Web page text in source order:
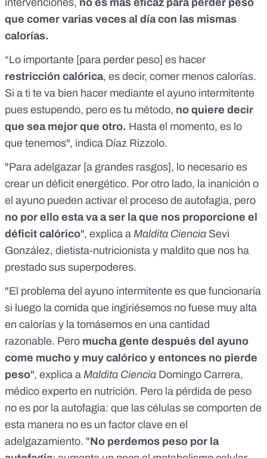
intervenciones, no es más eficaz para perder peso
que comer varias veces al día con las mismas
calorías.
“Lo importante [para perder peso] es hacer
restricción calórica, es decir, comer menos calorías.
Si a ti te va bien hacer mediante el ayuno intermitente
pues estupendo, pero es tu método, no quiere decir
que sea mejor que otro. Hasta el momento, es lo
que tenemos", indica Díaz Rizzolo.
"Para adelgazar [a grandes rasgos], lo necesario es
crear un déficit energético. Por otro lado, la inanición o
el ayuno pueden activar el proceso de autofagia, pero
no por ello esta va a ser la que nos proporcione el
déficit calórico", explica a Maldita Ciencia Sevi
González, dietista-nutricionista y maldito que nos ha
prestado sus superpoderes.
"El problema del ayuno intermitente es que funcionaría
si luego la comida que ingiriésemos no fuese muy alta
en calorías y la tomásemos en una cantidad
razonable. Pero mucha gente después del ayuno
come mucho y muy calórico y entonces no pierde
peso", explica a Maldita Ciencia Domingo Carrera,
médico experto en nutrición. Pero la pérdida de peso
no es por la autofagia: que las células se comporten de
esta manera no es un factor clave en el
adelgazamiento. "No perdemos peso por la